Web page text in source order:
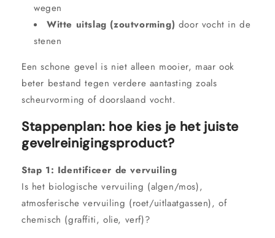
wegen
Witte uitslag (zoutvorming) door vocht in de
stenen
Een schone gevel is niet alleen mooier, maar ook
beter bestand tegen verdere aantasting zoals
scheurvorming of doorslaand vocht.
Stappenplan: hoe kies je het juiste
gevelreinigingsproduct?
Stap 1: Identificeer de vervuiling
Is het biologische vervuiling (algen/mos),
atmosferische vervuiling (roet/uitlaatgassen), of
chemisch (graffiti, olie, verf)?